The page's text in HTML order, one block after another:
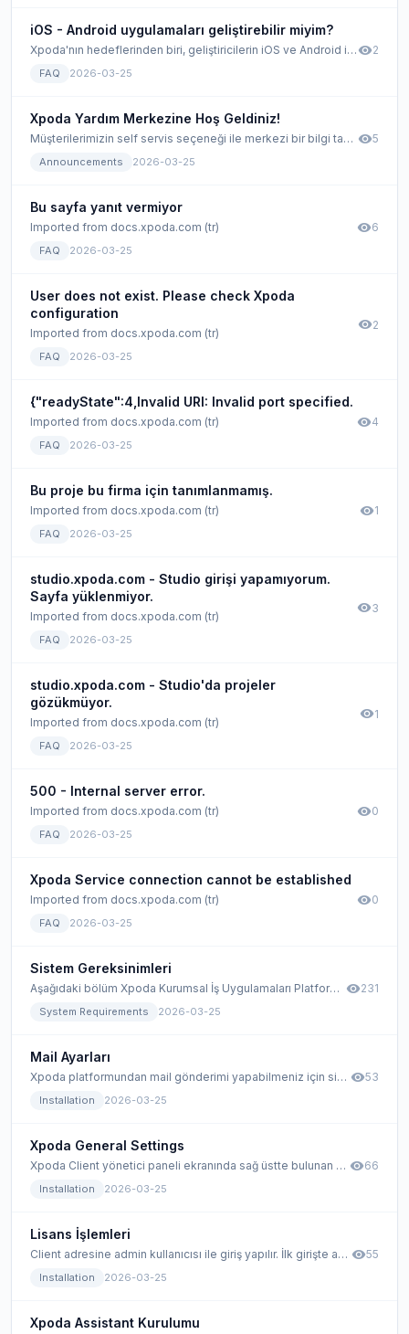
iOS - Android uygulamaları geliştirebilir miyim?
Xpoda'nın hedeflerinden biri, geliştiricilerin iOS ve Android için Native uygulama yapmak istediklerinde karşılaştıkları zorlukların üstesinden gelmekti.
FAQ 2026-03-25
visibility2
Xpoda Yardım Merkezine Hoş Geldiniz!
Müşterilerimizin self servis seçeneği ile merkezi bir bilgi tabanında ilgili bilgileri bulmaları için tasarlanmıştır.
Announcements 2026-03-25
visibility5
Bu sayfa yanıt vermiyor
Imported from docs.xpoda.com (tr)
FAQ 2026-03-25
visibility6
User does not exist. Please check Xpoda
configuration
Imported from docs.xpoda.com (tr)
FAQ 2026-03-25
visibility2
{"readyState":4,Invalid URI: Invalid port specified.
Imported from docs.xpoda.com (tr)
FAQ 2026-03-25
visibility4
Bu proje bu firma için tanımlanmamış.
Imported from docs.xpoda.com (tr)
FAQ 2026-03-25
visibility1
studio.xpoda.com - Studio girişi yapamıyorum.
Sayfa yüklenmiyor.
Imported from docs.xpoda.com (tr)
FAQ 2026-03-25
visibility3
studio.xpoda.com - Studio'da projeler
gözükmüyor.
Imported from docs.xpoda.com (tr)
FAQ 2026-03-25
visibility1
500 - Internal server error.
Imported from docs.xpoda.com (tr)
FAQ 2026-03-25
visibility0
Xpoda Service connection cannot be established
Imported from docs.xpoda.com (tr)
FAQ 2026-03-25
visibility0
Sistem Gereksinimleri
Aşağıdaki bölüm Xpoda Kurumsal İş Uygulamaları Platformu kurulumu için gerekli olan gereksinimleri içermektedir. Kurulum öncesinde sistem yöneticiniz aşağıdaki kaynakları hazırlamış olmalıdır.
System Requirements 2026-03-25
visibility231
Mail Ayarları
Xpoda platformundan mail gönderimi yapabilmeniz için sisteme gönderim yapacak mail adresinin smtp bilgilerinin kaydedilmesi gerekmektedir.
Installation 2026-03-25
visibility53
Xpoda General Settings
Xpoda Client yönetici paneli ekranında sağ üstte bulunan ayar butonuna tıklanır.
Installation 2026-03-25
visibility66
Lisans İşlemleri
Client adresine admin kullanıcısı ile giriş yapılır. İlk girişte admin kullanıcı bilgileri;
Installation 2026-03-25
visibility55
Xpoda Assistant Kurulumu